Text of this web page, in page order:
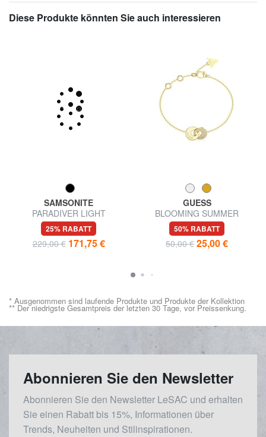
Diese Produkte könnten Sie auch interessieren
SAMSONITE
PARADIVER LIGHT
Rollreisetasche in
Kabinengröße
25% RABATT
229,00 € 171,75 €
GUESS
BLOOMING SUMMER
Armband mit zwei ineinander
verschlungenen Kreisen
50% RABATT
50,00 € 25,00 €
* Ausgenommen sind laufende Produkte und Produkte der Kollektion
** Der niedrigste Gesamtpreis der letzten 30 Tage, vor Preissenkung.
Abonnieren Sie den Newsletter
Abonnieren Sie den Newsletter LeSAC und erhalten
Sie einen Rabatt bis 15%, Informationen über
Trends, Neuheiten und Stilinspirationen.